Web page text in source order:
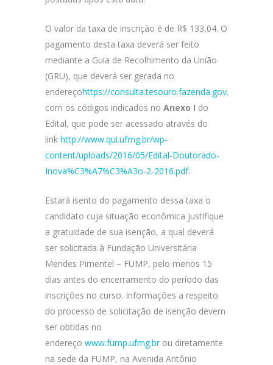
O valor da taxa de inscrição é de R$ 133,04. O
pagamento desta taxa deverá ser feito
mediante a Guia de Recolhimento da União
(GRU), que deverá ser gerada no
endereçohttps://consulta.tesouro.fazenda.gov.br/gru/
com os códigos indicados no Anexo I do
Edital, que pode ser acessado através do
link http://www.qui.ufmg.br/wp-
content/uploads/2016/05/Edital-Doutorado-
Inova%C3%A7%C3%A3o-2-2016.pdf.
Estará isento do pagamento dessa taxa o
candidato cuja situação econômica justifique
a gratuidade de sua isenção, a qual deverá
ser solicitada à Fundação Universitária
Mendes Pimentel – FUMP, pelo menos 15
dias antes do encerramento do período das
inscrições no curso. Informações a respeito
do processo de solicitação de isenção devem
ser obtidas no
endereço www.fump.ufmg.brou diretamente
na sede da FUMP, na Avenida Antônio